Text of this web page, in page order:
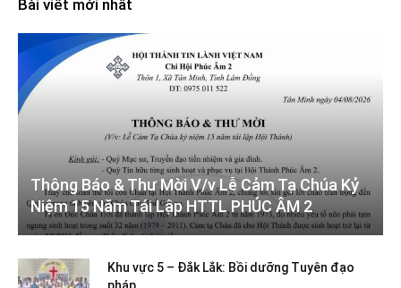
Bài viết mới nhất
Thông Báo & Thư Mời V/v Lễ Cảm Tạ Chúa Kỷ
Niệm 15 Năm Tái Lập HTTL PHÚC ÂM 2
Khu vực 5 – Đắk Lắk: Bồi dưỡng Tuyên đạo
pháp